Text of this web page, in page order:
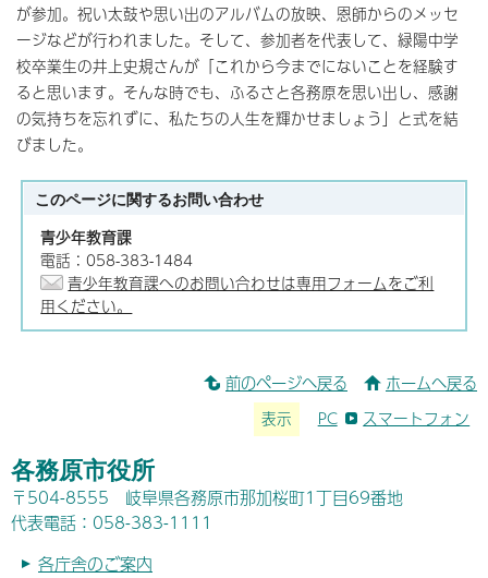
が参加。祝い太鼓や思い出のアルバムの放映、恩師からのメッセ
ージなどが行われました。そして、参加者を代表して、緑陽中学
校卒業生の井上史規さんが「これから今までにないことを経験す
ると思います。そんな時でも、ふるさと各務原を思い出し、感謝
の気持ちを忘れずに、私たちの人生を輝かせましょう」と式を結
びました。
このページに関するお問い合わせ
青少年教育課
電話：058-383-1484
青少年教育課へのお問い合わせは専用フォームをご利
用ください。
前のページへ戻る ホームへ戻る
表示 PC スマートフォン
各務原市役所
〒504-8555 岐阜県各務原市那加桜町1丁目69番地
代表電話：058-383-1111
各庁舎のご案内